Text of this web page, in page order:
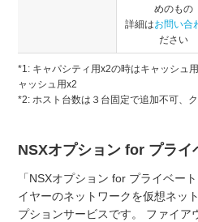
めのもの
詳細はお問い合
ださい
*1: キャパシティ用x2の時はキャッシュ
ャッシュ用x2
*2: ホスト台数は３台固定で追加不可、
NSXオプション for プライ
「NSXオプション for プライベー
イヤーのネットワークを仮想ネッ
プションサービスです。 ファイア